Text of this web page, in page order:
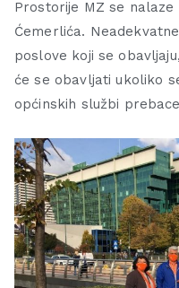
Prostorije MZ se nalaze
Ćemerlića.
poslove koji se
će se obavljati ukoliko
općinskih službi